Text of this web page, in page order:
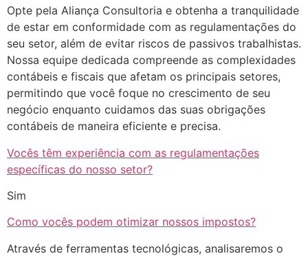
Opte pela Aliança Consultoria e obtenha a tranquilidade
de estar em conformidade com as regulamentações do
seu setor, além de evitar riscos de passivos trabalhistas.
Nossa equipe dedicada compreende as complexidades
contábeis e fiscais que afetam os principais setores,
permitindo que você foque no crescimento de seu
negócio enquanto cuidamos das suas obrigações
contábeis de maneira eficiente e precisa.
Vocês têm experiência com as regulamentações
específicas do nosso setor?
Sim
Como vocês podem otimizar nossos impostos?
Através de ferramentas tecnológicas, analisaremos o